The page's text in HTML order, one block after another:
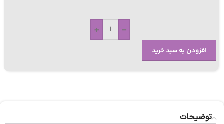
-
+
افزودن به سبد خرید
توضیحات